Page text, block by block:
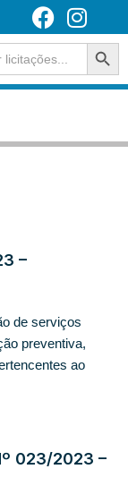
SEARCH
–
de serviços
preventiva,
ao
023/2023 –